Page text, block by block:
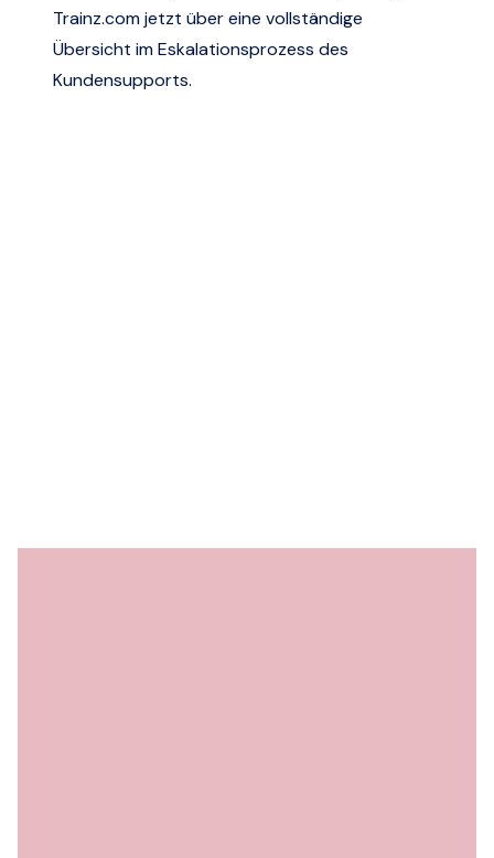
Trainz.comjetzt über eine vollständige
Übersicht im Eskalationsprozess des
Kundensupports.